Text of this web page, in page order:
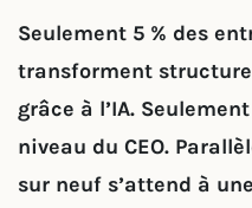
Seulement 5 % des
transforment
grâce à l’IA.
niveau du CEO.
sur neuf s’attend à